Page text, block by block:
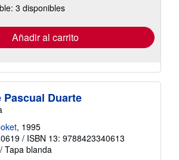
las
tarifas
envío
3 disponibles
Añadir al carrito
Pascual Duarte
, 1995
/ ISBN 13: 9788423340613
/ Tapa blanda